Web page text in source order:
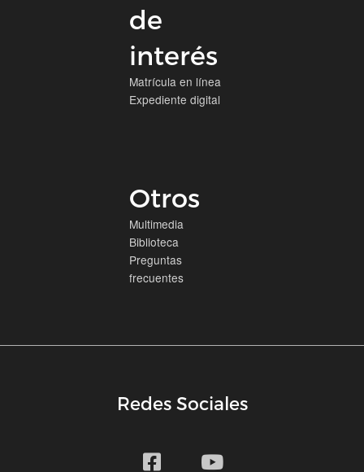
de
interés
Matrícula en línea
Expediente digital
Otros
Multimedia
Biblioteca
Preguntas
frecuentes
Redes Sociales